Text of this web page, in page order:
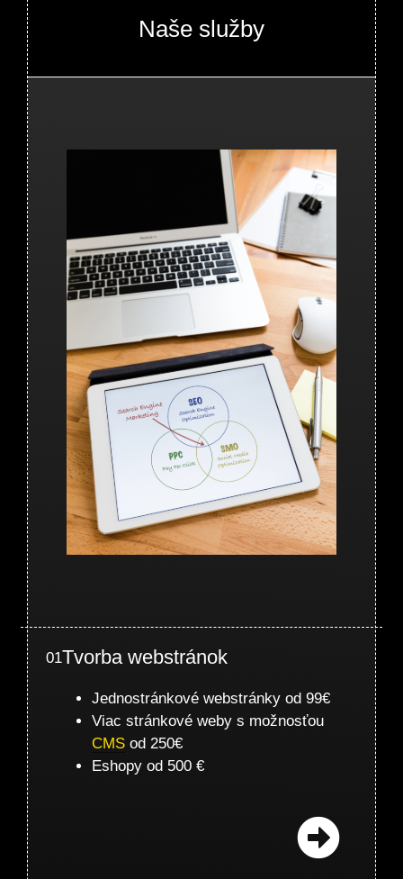
Naše služby
01Tvorba webstránok
Jednostránkové webstránky od 99€
Viac stránkové weby s možnosťou
CMS od 250€
Eshopy od 500 €